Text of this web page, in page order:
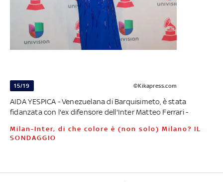
15/19 ©Kikapress.com
AIDA YESPICA - Venezuelana di Barquisimeto, è stata
fidanzata con l'ex difensore dell'Inter Matteo Ferrari -
Milan-Inter, di che colore è (non solo) Milano? IL
SONDAGGIO